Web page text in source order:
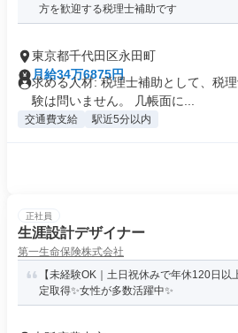
方を歓迎する税理士補助です
東京都千代田区永田町
月給34万6875円
求める人材: 税理士補助として、税
験は問いません。 几帳面に...
交通費支給 駅近5分以内
正社員
生涯設計デザイナー
第一生命保険株式会社
【未経験OK｜土日祝休みで年休120日以
定取得✨女性が多数活躍中✨